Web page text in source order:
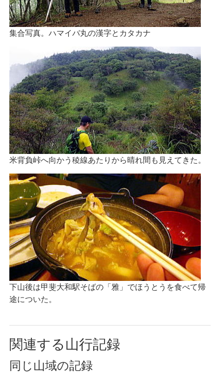
集合写真。ハマイバ丸の漢字とカタカナ
米背負峠へ向かう稜線あたりから晴れ間も見えてきた。
下山後は甲斐大和駅そばの「雅」でほうとうを食べて帰
途についた。
関連する山行記録
同じ山域の記録